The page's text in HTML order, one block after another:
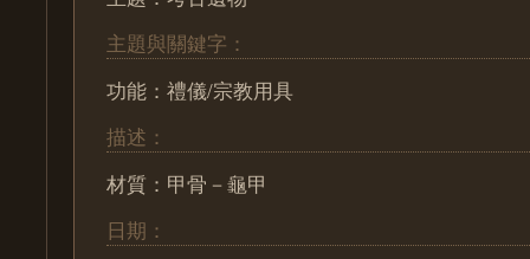
主題與關鍵字：
功能：禮儀/宗教用具
描述：
材質：甲骨－龜甲
日期：